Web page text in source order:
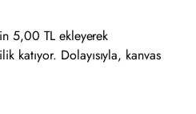
5,00 TL ekleyerek
katıyor. Dolayısıyla, kanvas